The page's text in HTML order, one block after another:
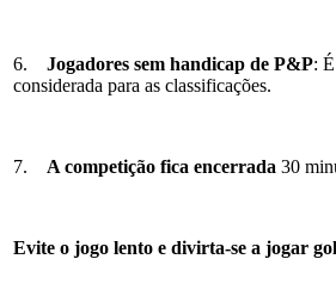
6. Jogadores sem handicap de P&P:
considerada para as classificações.
7. A competição fica encerrada 30
Evite o jogo lento e divirta-se a jogar